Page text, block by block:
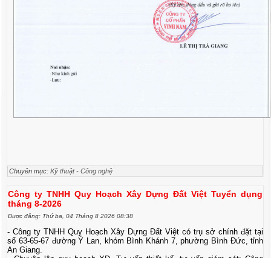
Chuyên mục:Kỹ thuật - Công nghệ
Công ty TNHH Quy Hoạch Xây Dựng Đất Việt Tuyển dụng
tháng 8-2026
Được đăng: Thứ ba, 04 Tháng 8 2026 08:38
- Công ty TNHH Quy Hoạch Xây Dựng Đất Việt có trụ sở chính đặt tại
số 63-65-67 đường Ỷ Lan, khóm Bình Khánh 7, phường Bình Đức, tỉnh
An Giang.